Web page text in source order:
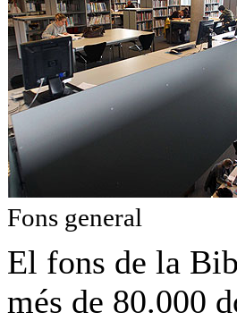
Fons general
El fons de la
més de 80.000